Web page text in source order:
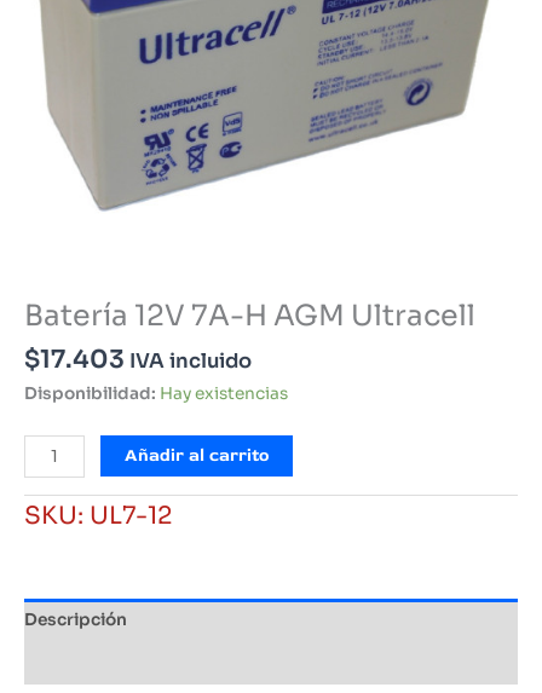
Batería 12V 7A-H AGM Ultracell
$17.403 IVA incluido
Disponibilidad: Hay existencias
Batería
12V
7A-
H
cantidad
Añadir al carrito
SKU: UL7-12
Descripción